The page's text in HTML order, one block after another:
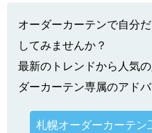
オーダーカーテンで自分
してみませんか？
最新のトレンドから人気
ダーカーテン専属のアド
札幌オーダーカーテン